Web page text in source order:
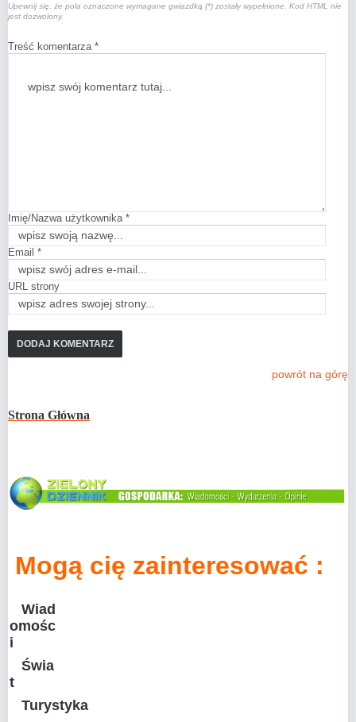
Upewnij się, że pola oznaczone wymagane gwiazdką (*) zostały wypełnione. Kod HTML nie
jest dozwolony.
Treść komentarza *
Imię/Nazwa użytkownika *
Email *
URL strony
powrót na górę
Strona Główna
Mogą cię zainteresować :
Wiad
omośc
i
Świa
t
Turystyka